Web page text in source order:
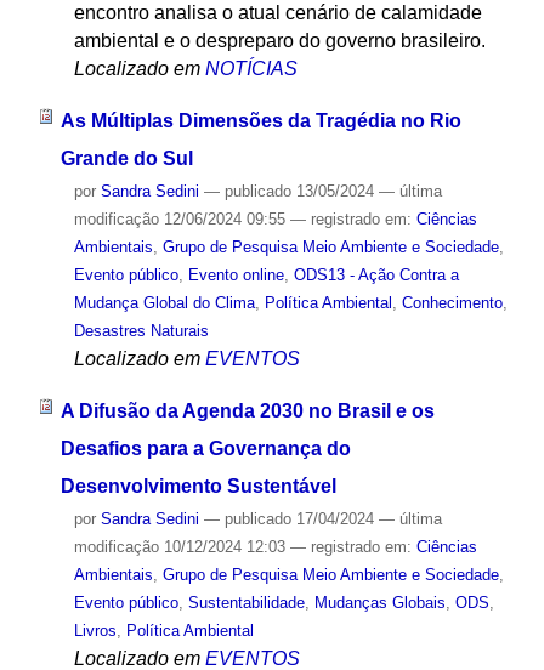
encontro analisa o atual cenário de calamidade
ambiental e o despreparo do governo brasileiro.
Localizado em NOTÍCIAS
As Múltiplas Dimensões da Tragédia no Rio
Grande do Sul
por Sandra Sedini — publicado13/05/2024 — última
modificação12/06/2024 09:55 — registrado em: Ciências
Ambientais, Grupo de Pesquisa Meio Ambiente e Sociedade,
Evento público, Evento online, ODS13 - Ação Contra a
Mudança Global do Clima, Política Ambiental , Conhecimento,
Desastres Naturais
Localizado em EVENTOS
A Difusão da Agenda 2030 no Brasil e os
Desafios para a Governança do
Desenvolvimento Sustentável
por Sandra Sedini — publicado17/04/2024 — última
modificação10/12/2024 12:03 — registrado em: Ciências
Ambientais Grupo de Pesquisa Meio Ambiente e Sociedade,
Evento público, Sustentabilidade, Mudanças Globais ODS
Livros
Política Ambiental
Localizado em EVENTOS